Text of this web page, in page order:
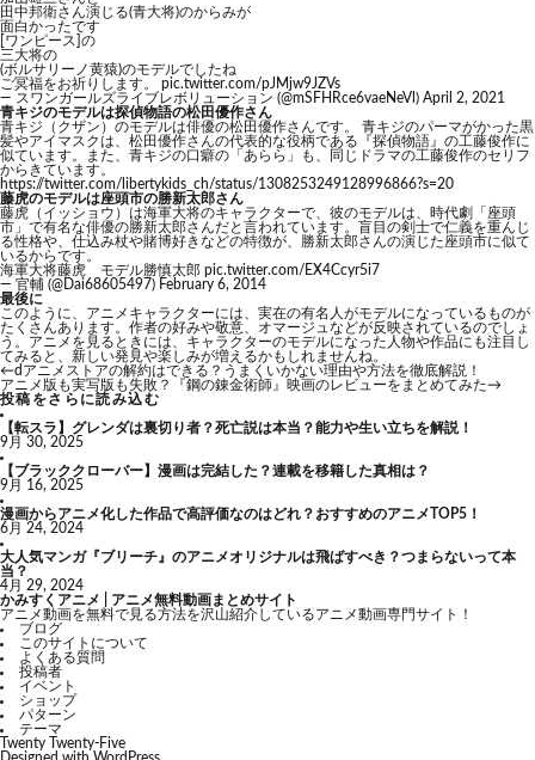
田中邦衛さん演じる(青大将)のからみが
面白かったです
[ワンピース]の
三大将の
(ボルサリーノ黄猿)のモデルでしたね
ご冥福をお祈りします。 pic.twitter.com/pJMjw9JZVs
— スワンガールズライブレボリューション (@mSFHRce6vaeNeVl) April 2, 2021
青キジのモデルは探偵物語の松田優作さん
青キジ（クザン）のモデルは俳優の松田優作さんです。 青キジのパーマがかった黒
髪やアイマスクは、松田優作さんの代表的な役柄である『探偵物語』の工藤俊作に
似ています。また、青キジの口癖の「あらら」も、同じドラマの工藤俊作のセリフ
からきています。
https://twitter.com/libertykids_ch/status/1308253249128996866?s=20
藤虎のモデルは座頭市の勝新太郎さん
藤虎（イッショウ）は海軍大将のキャラクターで、彼のモデルは、時代劇「座頭
市」で有名な俳優の勝新太郎さんだと言われています。盲目の剣士で仁義を重んじ
る性格や、仕込み杖や賭博好きなどの特徴が、勝新太郎さんの演じた座頭市に似て
いるからです。
海軍大将藤虎 モデル勝慎太郎 pic.twitter.com/EX4Ccyr5i7
— 官輔 (@Dai68605497) February 6, 2014
最後に
このように、アニメキャラクターには、実在の有名人がモデルになっているものが
たくさんあります。作者の好みや敬意、オマージュなどが反映されているのでしょ
う。アニメを見るときには、キャラクターのモデルになった人物や作品にも注目し
てみると、新しい発見や楽しみが増えるかもしれませんね。
←dアニメストアの解約はできる？うまくいかない理由や方法を徹底解説！
アニメ版も実写版も失敗？『鋼の錬金術師』映画のレビューをまとめてみた→
投稿をさらに読み込む
【転スラ】グレンダは裏切り者？死亡説は本当？能力や生い立ちを解説！
9月 30, 2025
【ブラッククローバー】漫画は完結した？連載を移籍した真相は？
9月 16, 2025
漫画からアニメ化した作品で高評価なのはどれ？おすすめのアニメTOP5！
6月 24, 2024
大人気マンガ『ブリーチ』のアニメオリジナルは飛ばすべき？つまらないって本
当？
4月 29, 2024
かみすくアニメ | アニメ無料動画まとめサイト
アニメ動画を無料で見る方法を沢山紹介しているアニメ動画専門サイト！
ブログ
このサイトについて
よくある質問
投稿者
イベント
ショップ
パターン
テーマ
Twenty Twenty-Five